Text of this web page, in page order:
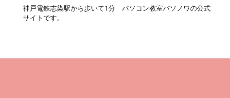
神戸電鉄志染駅から歩いて1分 パソコン教室パソノワの公式
サイトです。